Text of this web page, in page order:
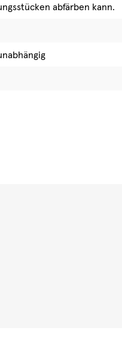
abfärben kann.